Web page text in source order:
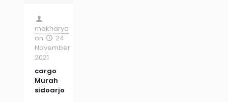
makharya
on
24
November
2021
cargo
Murah
sidoarjo